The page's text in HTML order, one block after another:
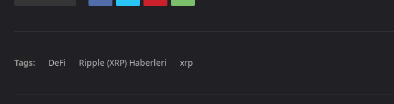
Tags: DeFi Ripple (XRP) Haberleri xrp